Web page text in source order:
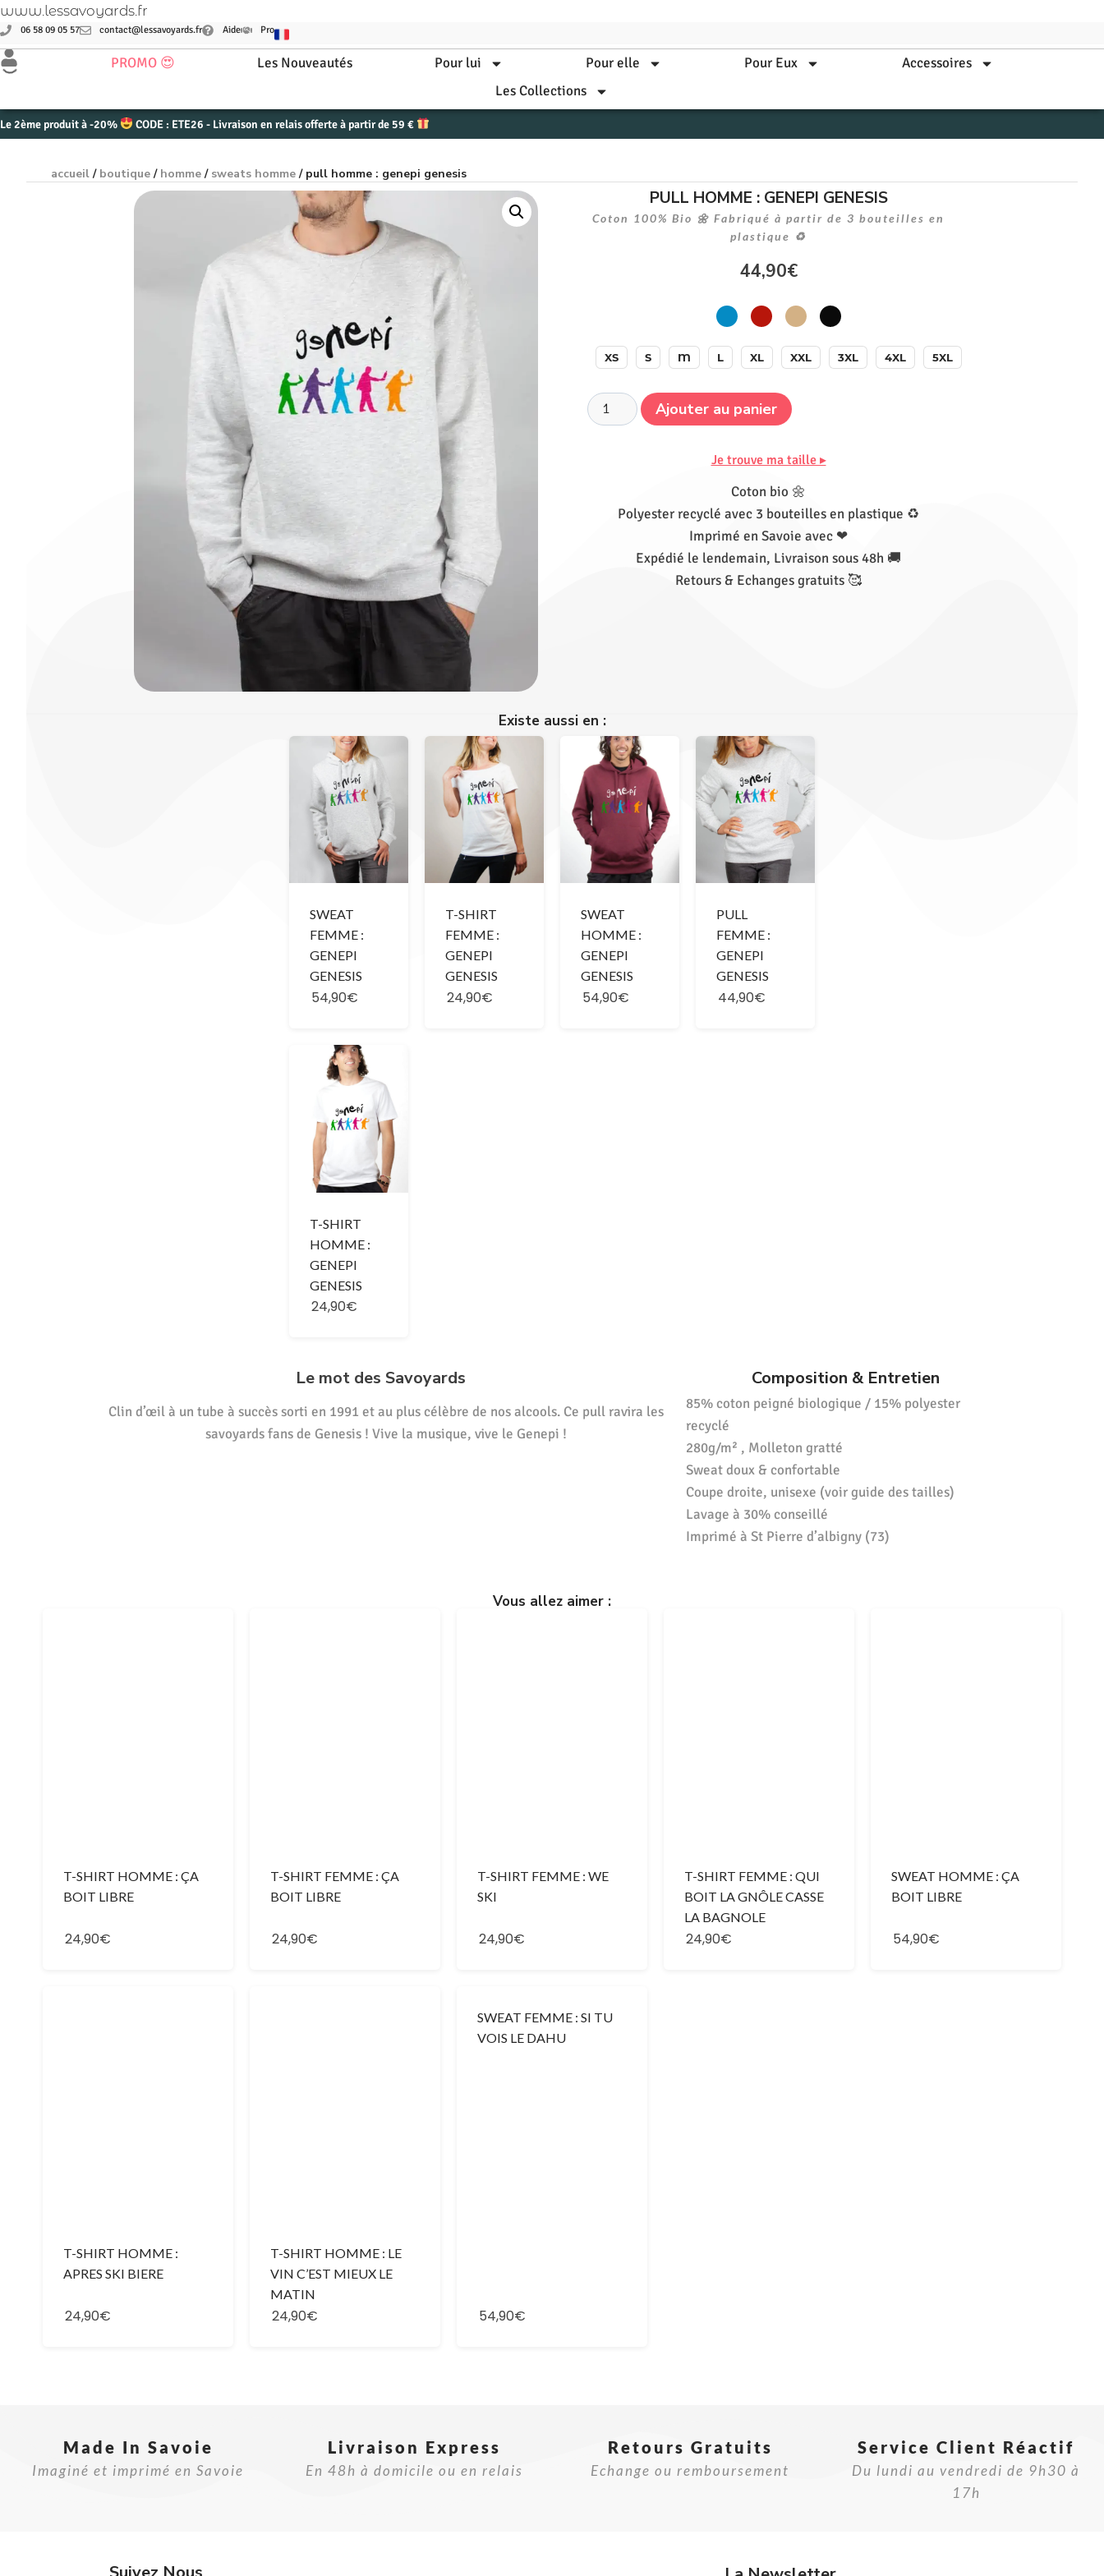
www.lessavoyards.fr
06 58 09 05 57 contact@lessavoyards.fr Aide Pro
PROMO 😍 Les Nouveautés Pour lui Pour elle Pour Eux
Accessoires
Les Collections
Le 2ème produit à -20% CODE : ETE26 - Livraison en relais offerte à partir de 59 €
accueil / boutique / homme / sweats homme / pull homme : genepi genesis
PULL HOMME : GENEPI GENESIS
Coton 100% Bio 🌼 Fabriqué à partir de 3 bouteilles en
plastique ♻
44,90€
XS S M L XL XXL 3XL 4XL 5XL
Ajouter au panier
Je trouve ma taille ▸
Coton bio 🌼
Polyester recyclé avec 3 bouteilles en plastique ♻
Imprimé en Savoie avec ❤
Expédié le lendemain, Livraison sous 48h 🚚
Retours & Echanges gratuits 🥰
Existe aussi en :
SWEAT
FEMME :
GENEPI
GENESIS
54,90€
T-SHIRT
FEMME :
GENEPI
GENESIS
24,90€
SWEAT
HOMME :
GENEPI
GENESIS
54,90€
PULL
FEMME :
GENEPI
GENESIS
44,90€
T-SHIRT
HOMME :
GENEPI
GENESIS
24,90€
Le mot des Savoyards
Clin d’œil à un tube à succès sorti en 1991 et au plus célèbre de nos alcools. Ce pull ravira les
savoyards fans de Genesis ! Vive la musique, vive le Genepi !
Composition & Entretien
85% coton peigné biologique / 15% polyester
recyclé
280g/m² , Molleton gratté
Sweat doux & confortable
Coupe droite, unisexe (voir guide des tailles)
Lavage à 30% conseillé
Imprimé à St Pierre d’albigny (73)
Vous allez aimer :
T-SHIRT HOMME : ÇA
BOIT LIBRE
24,90€
T-SHIRT FEMME : ÇA
BOIT LIBRE
24,90€
T-SHIRT FEMME : WE
SKI
24,90€
T-SHIRT FEMME : QUI
BOIT LA GNÔLE CASSE
LA BAGNOLE
24,90€
SWEAT HOMME : ÇA
BOIT LIBRE
54,90€
T-SHIRT HOMME :
APRES SKI BIERE
24,90€
T-SHIRT HOMME : LE
VIN C’EST MIEUX LE
MATIN
24,90€
SWEAT FEMME : SI TU
VOIS LE DAHU
54,90€
Made In Savoie​
Imaginé et imprimé en Savoie
Livraison Express
En 48h à domicile ou en relais
Retours Gratuits
Echange ou remboursement
Service Client Réactif​
Du lundi au vendredi de 9h30 à
17h